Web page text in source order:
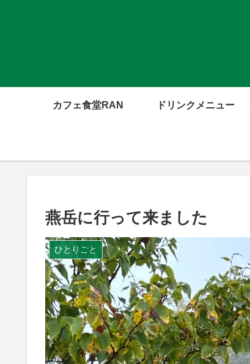
カフェ食堂RAN ドリンクメニュー
燕岳に行って来ました
ひとりごと